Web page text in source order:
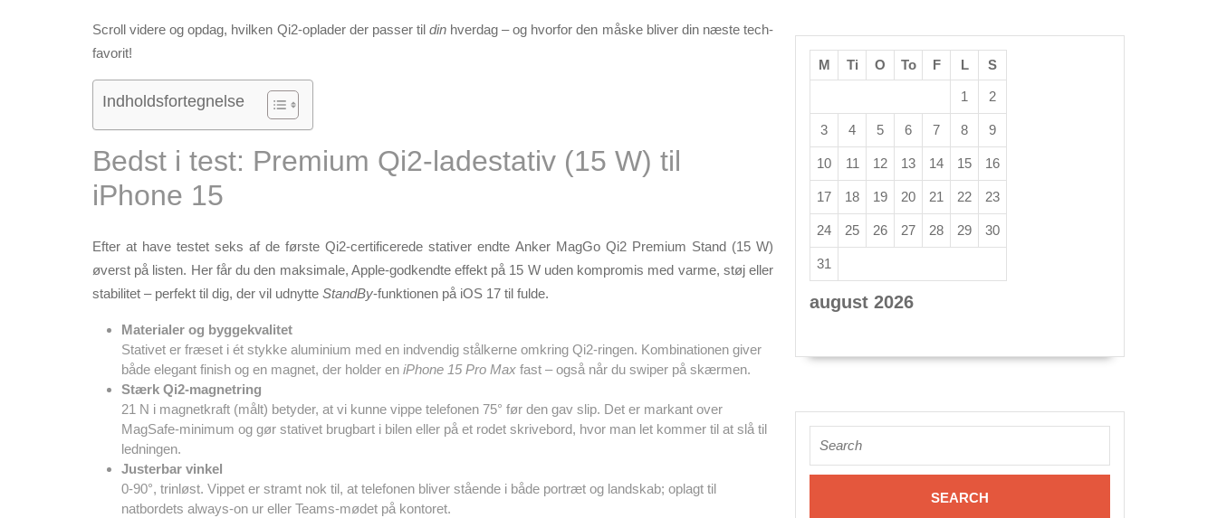
Scroll videre og opdag, hvilken Qi2-oplader der passer til dinhverdag – og hvorfor den måske bliver din næste tech-
favorit!
Indholdsfortegnelse
Bedst i test: Premium Qi2‑ladestativ (15 W) til
iPhone 15
Efter at have testet seks af de første Qi2-certificerede stativer endte Anker MagGo Qi2 Premium Stand (15 W)
øverst på listen. Her får du den maksimale, Apple-godkendte effekt på 15 W uden kompromis med varme, støj eller
stabilitet – perfekt til dig, der vil udnytte StandBy-funktionen på iOS 17 til fulde.
Materialer og byggekvalitet
Stativet er fræset i ét stykke aluminium med en indvendig stålkerne omkring Qi2-ringen. Kombinationen giver
både elegant finish og en magnet, der holder en iPhone 15 Pro Max fast – også når du swiper på skærmen.
Stærk Qi2-magnetring
21 N i magnetkraft (målt) betyder, at vi kunne vippe telefonen 75° før den gav slip. Det er markant over
MagSafe-minimum og gør stativet brugbart i bilen eller på et rodet skrivebord, hvor man let kommer til at slå til
ledningen.
Justerbar vinkel
0-90°, trinløst. Vippet er stramt nok til, at telefonen bliver stående i både portræt og landskab; oplagt til
natbordets always-on ur eller Teams-mødet på kontoret.
august 2026
M Ti O To F L S
1 2
3 4 5 6 7 8 9
10 11 12 13 14 15 16
17 18 19 20 21 22 23
24 25 26 27 28 29 30
31
for: